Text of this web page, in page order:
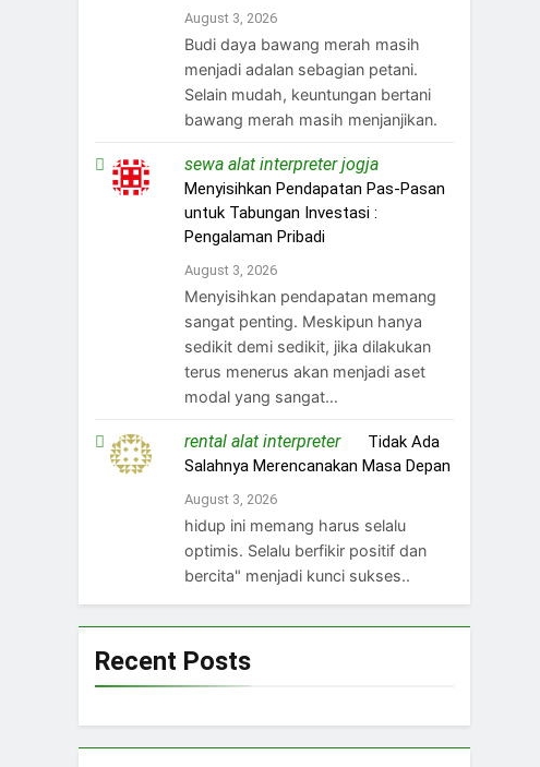
August 3, 2026
Budi daya bawang merah masih
menjadi adalan sebagian petani.
Selain mudah, keuntungan bertani
bawang merah masih menjanjikan.
sewa alat interpreter jogjaon
Menyisihkan Pendapatan Pas-Pasan
untuk Tabungan Investasi :
Pengalaman Pribadi
August 3, 2026
Menyisihkan pendapatan memang
sangat penting. Meskipun hanya
sedikit demi sedikit, jika dilakukan
terus menerus akan menjadi aset
modal yang sangat…
rental alat interpreteron Tidak Ada
Salahnya Merencanakan Masa Depan
August 3, 2026
hidup ini memang harus selalu
optimis. Selalu berfikir positif dan
bercita" menjadi kunci sukses..
Recent Posts